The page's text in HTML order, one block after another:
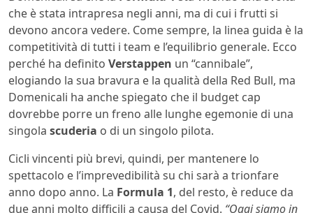
che è stata intrapresa negli anni, ma di cui i frutti si
devono ancora vedere. Come sempre, la linea guida è la
competitività di tutti i team e l’equilibrio generale. Ecco
perché ha definito Verstappen un “cannibale”,
elogiando la sua bravura e la qualità della Red Bull, ma
Domenicali ha anche spiegato che il budget cap
dovrebbe porre un freno alle lunghe egemonie di una
singola scuderia o di un singolo pilota.
Cicli vincenti più brevi, quindi, per mantenere lo
spettacolo e l’imprevedibilità su chi sarà a trionfare
anno dopo anno. La Formula 1, del resto, è reduce da
due anni molto difficili a causa del Covid. “Oggi siamo in